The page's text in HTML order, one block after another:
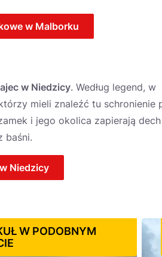
w Malborku
w Niedzicy. Według legend, w
mieli znaleźć tu schronienie
i jego okolica zapierają
baśni.
Niedzicy
W PODOBNYM